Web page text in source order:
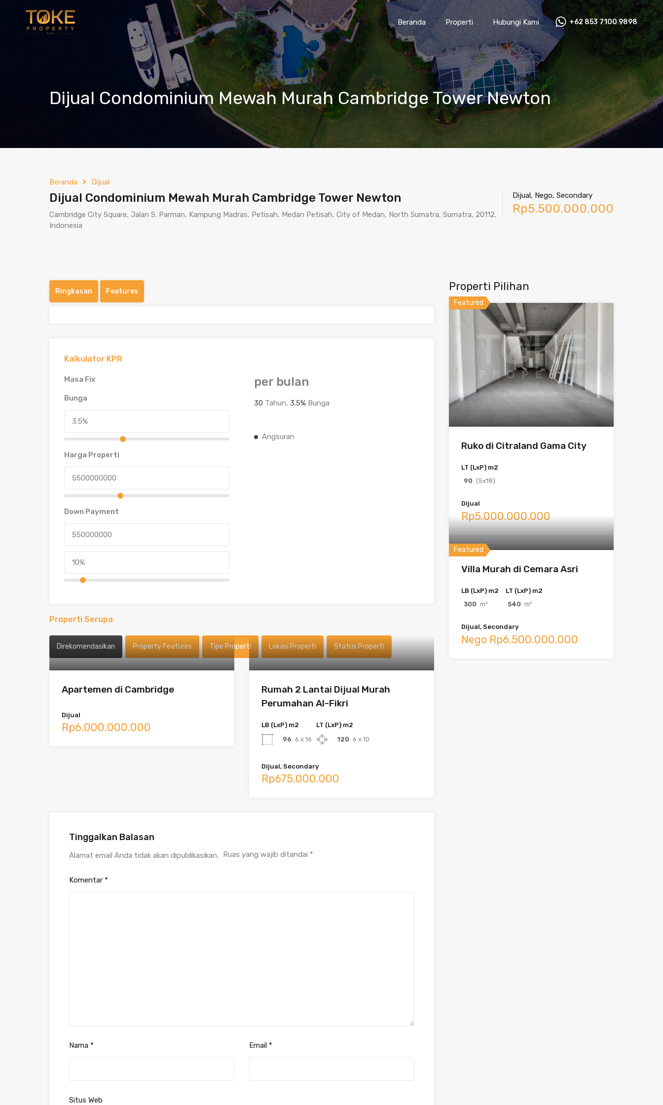
Beranda Properti Hubungi Kami +62 853 7100 9898‬
Dijual Condominium Mewah Murah Cambridge Tower Newton
Beranda Dijual
Dijual Condominium Mewah Murah Cambridge Tower Newton
Cambridge City Square, Jalan S. Parman, Kampung Madras, Petisah, Medan Petisah, City of Medan, North Sumatra, Sumatra, 20112,
Indonesia
Dijual, Nego, Secondary
Rp5.500.000.000
Ringkasan Features
Kalkulator KPR
Masa Fix
Bunga
Harga Properti
Down Payment
per bulan
30 Tahun, 3.5%Bunga
Angsuran
Properti Serupa
Direkomendasikan Property Features Tipe Properti Lokasi Properti Status Properti
Apartemen di Cambridge
Dijual
Rp6.000.000.000
Rumah 2 Lantai Dijual Murah
Perumahan Al-Fikri
LB (LxP) m2
96 6 x 16
LT (LxP) m2
120 6 x 10
Dijual, Secondary
Rp675.000.000
Tinggalkan Balasan
Alamat email Anda tidak akan dipublikasikan. Ruas yang wajib ditandai *
Komentar *
Nama * Email *
Situs Web
Properti Pilihan
Featured
Ruko di Citraland Gama City
LT (LxP) m2
90 (5x18)
Dijual
Rp5.000.000.000
Featured
Villa Murah di Cemara Asri
LB (LxP) m2
300 m²
LT (LxP) m2
540 m²
Dijual, Secondary
Nego Rp6.500.000.000